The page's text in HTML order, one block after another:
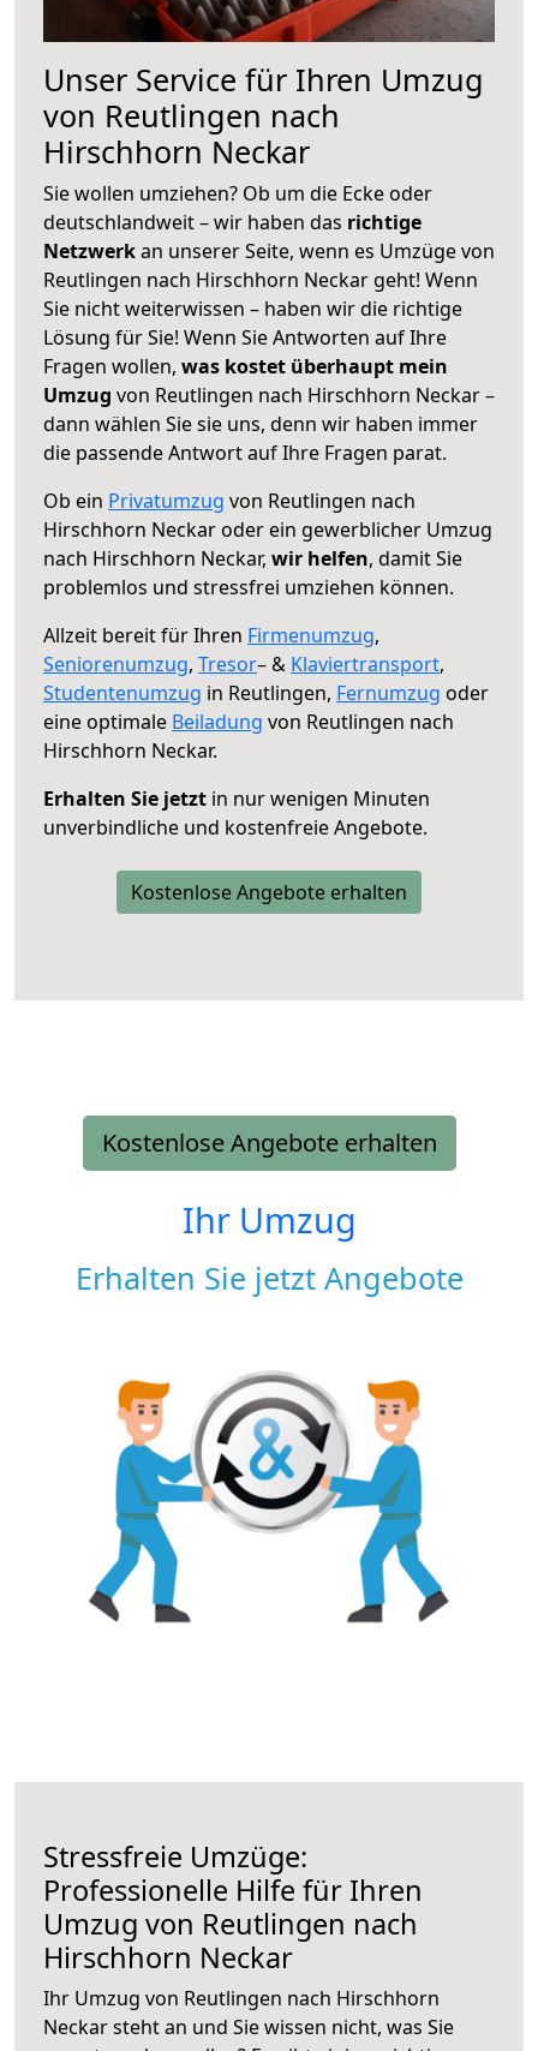
Unser Service für Ihren Umzug
von Reutlingen nach
Hirschhorn Neckar
Sie wollen umziehen? Ob um die Ecke oder
deutschlandweit – wir haben das richtige
Netzwerkan unserer Seite, wenn es Umzüge von
Reutlingen nach Hirschhorn Neckar geht! Wenn
Sie nicht weiterwissen – haben wir die richtige
Lösung für Sie! Wenn Sie Antworten auf Ihre
Fragen wollen, was kostet überhaupt mein
Umzug von Reutlingen nach Hirschhorn Neckar –
dann wählen Sie sie uns, denn wir haben immer
die passende Antwort auf Ihre Fragen parat.
Ob ein Privatumzug von Reutlingen nach
Hirschhorn Neckar oder ein gewerblicher Umzug
nach Hirschhorn Neckar, wir helfen, damit Sie
problemlos und stressfrei umziehen können.
Allzeit bereit für Ihren Firmenumzug,
Seniorenumzug, Tresor– & Klaviertransport,
Studentenumzug in Reutlingen, Fernumzug oder
eine optimale Beiladung von Reutlingen nach
Hirschhorn Neckar.
Erhalten Sie jetzt in nur wenigen Minuten
unverbindliche und kostenfreie Angebote.
Kostenlose Angebote erhalten
Kostenlose Angebote erhalten
Ihr Umzug
Erhalten Sie jetzt Angebote
Stressfreie Umzüge:
Professionelle Hilfe für Ihren
Umzug von Reutlingen nach
Hirschhorn Neckar
Ihr Umzug von Reutlingen nach Hirschhorn
Neckar steht an und Sie wissen nicht, was Sie